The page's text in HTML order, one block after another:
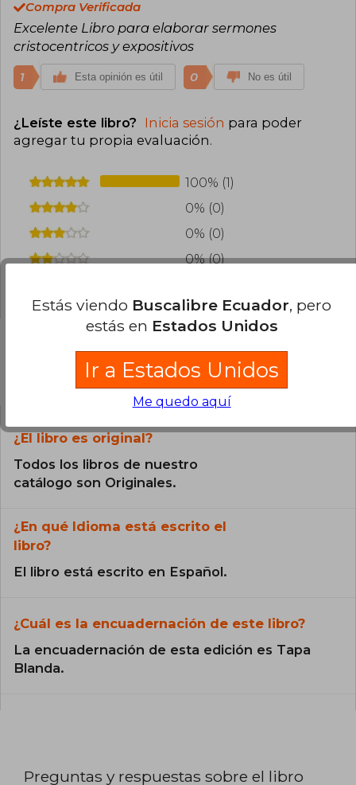
Compra Verificada
Excelente Libro para elaborar sermones
cristocentricos y expositivos
1 Esta opinión es útil 0 No es útil
¿Leíste este libro? Inicia sesión para poder
agregar tu propia evaluación.
100% (1)
0% (0)
0% (0)
0% (0)
Preguntas frecuentes sobre el libro
¿El libro es original?
Todos los libros de nuestro
catálogo son Originales.
¿En qué Idioma está escrito el
libro?
El libro está escrito en Español.
¿Cuál es la encuadernación de este libro?
La encuadernación de esta edición es Tapa
Blanda.
Preguntas y respuestas sobre el libro
Estás viendo Buscalibre Ecuador, pero
estás en Estados Unidos
Ir a Estados Unidos
Me quedo aquí